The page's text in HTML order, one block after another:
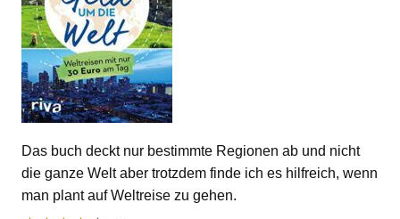
Das buch deckt nur bestimmte Regionen ab und nicht
die ganze Welt aber trotzdem finde ich es hilfreich, wenn
man plant auf Weltreise zu gehen.